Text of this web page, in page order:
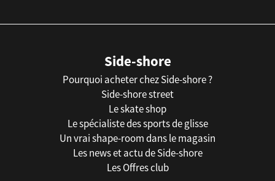
Side-shore
Pourquoi acheter chez Side-shore ?
Side-shore street
Le skate shop
Le spécialiste des sports de glisse
Un vrai shape-room dans le magasin
Les news et actu de Side-shore
Les Offres club